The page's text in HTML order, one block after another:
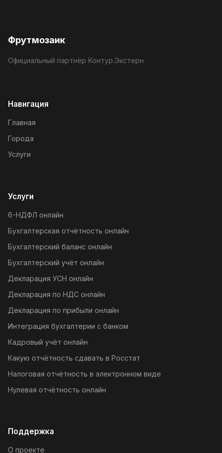
Фрутмозаик
Официальный партнёр Контур.Экстерн
Навигация
Главная
Города
Услуги
Услуги
6-НДФЛ онлайн
Бухгалтерская отчётность онлайн
Бухгалтерский баланс онлайн
Бухгалтерский учёт онлайн
Декларация УСН онлайн
Декларация по НДС онлайн
Декларация по прибыли онлайн
Интеграция бухгалтерии с банком
Кадровый учёт онлайн
Какую отчётность сдавать в Росстат
Налоговая отчётность в электронном виде
Нулевая отчётность онлайн
Поддержка
О проекте